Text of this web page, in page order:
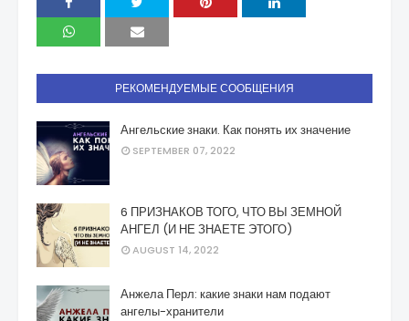
РЕКОМЕНДУЕМЫЕ СООБЩЕНИЯ
Ангельские знаки. Как понять их значение
SEPTEMBER 07, 2022
6 ПРИЗНАКОВ ТОГО, ЧТО ВЫ ЗЕМНОЙ
АНГЕЛ (И НЕ ЗНАЕТЕ ЭТОГО)
AUGUST 14, 2022
Анжела Перл: какие знаки нам подают
ангелы-хранители